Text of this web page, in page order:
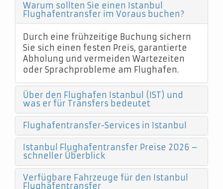
Warum sollten Sie einen Istanbul
Flughafentransfer im Voraus buchen?
Durch eine frühzeitige Buchung sichern
Sie sich einen festen Preis, garantierte
Abholung und vermeiden Wartezeiten
oder Sprachprobleme am Flughafen.
Über den Flughafen Istanbul (IST) und
was er für Transfers bedeutet
Flughafentransfer-Services in Istanbul
Istanbul Flughafentransfer Preise 2026 –
schneller Überblick
Verfügbare Fahrzeuge für den Istanbul
Flughafentransfer